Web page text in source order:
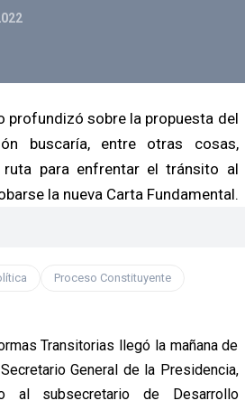
profundizó sobre la propuesta del
buscaría, entre otras cosas,
para enfrentar el tránsito al
la nueva Carta Fundamental.
Proceso Constituyente
Transitorias llegó la mañana de
General de la Presidencia,
al subsecretario de Desarrollo